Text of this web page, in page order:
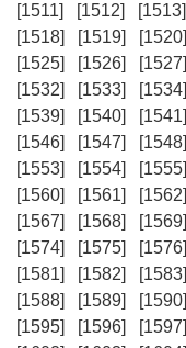
[1511]
[1512] [1513]
[1518]
[1519] [1520]
[1525]
[1526] [1527]
[1532]
[1533] [1534]
[1539]
[1540] [1541]
[1546]
[1547] [1548]
[1553]
[1554] [1555]
[1560]
[1561] [1562]
[1567]
[1568] [1569]
[1574]
[1575] [1576]
[1581]
[1582] [1583]
[1588]
[1589] [1590]
[1595]
[1596] [1597]